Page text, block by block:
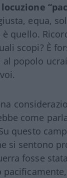
equa,
quello.
scopi? È
popolo
come
questo
si sentono
fosse